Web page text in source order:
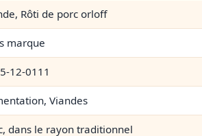
Rôti de porc orloff
marque
12-0111
Viandes
dans le rayon traditionnel